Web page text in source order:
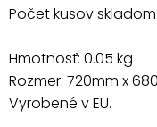
Počet kusov
Hmotnosť: 0.05 kg
Rozmer: 720mm x
Vyrobené v EU.